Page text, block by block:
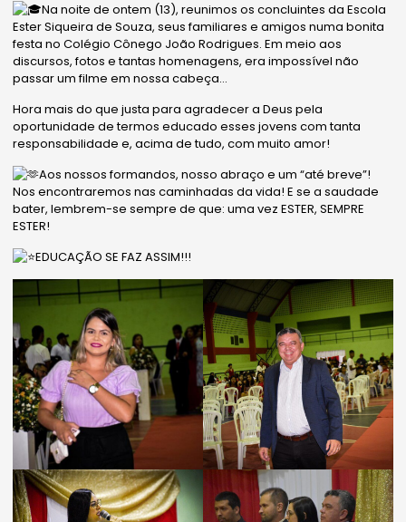
Na noite de ontem (13), reunimos os concluintes da Escola
Ester Siqueira deSouza, seus familiares e amigos numa bonita
festa no Colégio Cônego João Rodrigues. Em meio aos
discursos, fotos e tantas homenagens, era impossível não
passar um filme em nossa cabeça…
Hora mais do que justa para agradecer a Deus pela
oportunidade de termos educado esses jovens com tanta
responsabilidade e, acima de tudo, com muito amor!
Aos nossos formandos, nosso abraço e um “até breve”!
Nos encontraremos nas caminhadas da vida! E se a saudade
bater, lembrem-se sempre de que: uma vez ESTER, SEMPRE
ESTER!
EDUCAÇÃO SE FAZ ASSIM!!!